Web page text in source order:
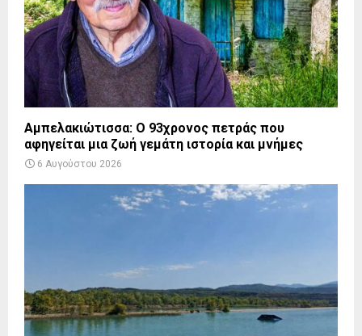
Αμπελακιώτισσα: Ο 93χρονος πετράς που
αφηγείται μια ζωή γεμάτη ιστορία και μνήμες
6 Αυγούστου 2026